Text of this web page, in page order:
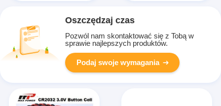
Oszczędzaj czas
Pozwól nam skontaktować się z Tobą w
sprawie najlepszych produktów.
Podaj swoje wymagania